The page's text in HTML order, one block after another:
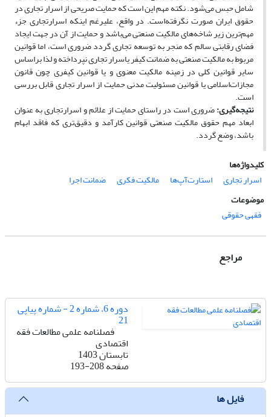
شامل حبس می‌شود. نکته مهم این است که حمایت صریحی از اسرار تجاری در
حقوق ایران صورت نگرفته‌است. در واقع، علیرغم اینکه اسرارتجاری جزء
مهم‌ترین زیر شاخه‌های مالکیت صنعتی می‌باشد و حمایت از آن در جهت ایجاد
فضای رقابتی سالم که منجر به توسعه تجاری گردد ضروری است، اما قوانین
مربوط به مالکیت صنعتی به ضمانت کیفر یاسرار تجاری نپرداخته و لذا براساس
سایر قوانین کلی در زمینه مالکیت معنوی و یا قوانین کیفری چون قانون
مجازات‌اسلامی یا قوانین مسئولیت مدنی حمایت از اسرار تجاری قابل‌ بررسی
است.
نتیجه‌گیری:ضروری است در راستای حمایت از علائم و اسرارتجاری به‌ عنوان
ابعاد مهم حقوق مالکیت صنعتی قوانین کارآمد و دقیق‌تری که فاقد ابهام
باشد، وضع گردد.
کلیدواژه‌ها
اسرار تجاری
استارت‌آپ‌ها مالکیت فکری
ضمانت اجرا
موضوعات
فقهی حقوقی
مراجع
دوره 6، شماره 2 - شماره پیاپی
21
فصلنامه علمی مطالعات فقه
اقتصادی
تابستان 1403
صفحه193-208
فایل ها